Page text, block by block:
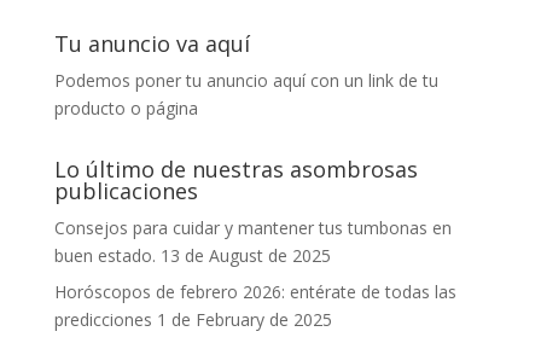
Tu anuncio va aquí
Podemos poner tu anuncio aquí con un link de tu
producto o página
Lo último de nuestras asombrosas
publicaciones
Consejos para cuidar y mantener tus tumbonas en
buen estado. 13 de August de 2025
Horóscopos de febrero 2026: entérate de todas las
predicciones 1 de February de 2025